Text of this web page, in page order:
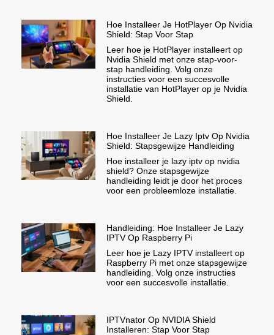
Hoe Installeer Je HotPlayer Op Nvidia
Shield: Stap Voor Stap
Leer hoe je HotPlayer installeert op
Nvidia Shield met onze stap-voor-
stap handleiding. Volg onze
instructies voor een succesvolle
installatie van HotPlayer op je Nvidia
Shield.
Hoe Installeer Je Lazy Iptv Op Nvidia
Shield: Stapsgewijze Handleiding
Hoe installeer je lazy iptv op nvidia
shield? Onze stapsgewijze
handleiding leidt je door het proces
voor een probleemloze installatie.
Handleiding: Hoe Installeer Je Lazy
IPTV Op Raspberry Pi
Leer hoe je Lazy IPTV installeert op
Raspberry Pi met onze stapsgewijze
handleiding. Volg onze instructies
voor een succesvolle installatie.
IPTVnator Op NVIDIA Shield
Installeren: Stap Voor Stap